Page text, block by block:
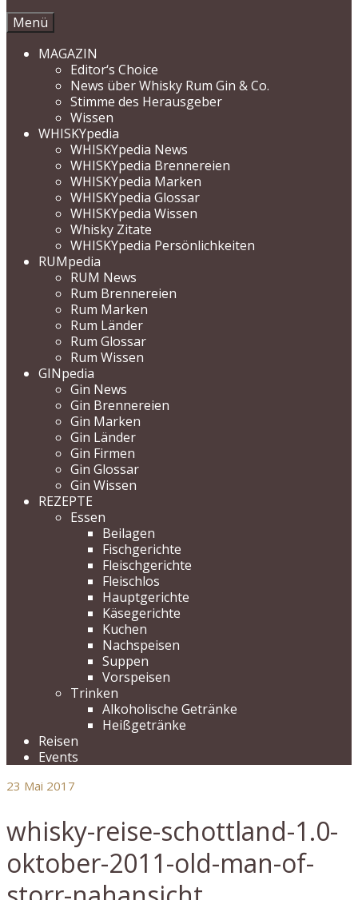
Menü
MAGAZIN
Editor‘s Choice
News über Whisky Rum Gin & Co.
Stimme des Herausgeber
Wissen
WHISKYpedia
WHISKYpedia News
WHISKYpedia Brennereien
WHISKYpedia Marken
WHISKYpedia Glossar
WHISKYpedia Wissen
Whisky Zitate
WHISKYpedia Persönlichkeiten
RUMpedia
RUM News
Rum Brennereien
Rum Marken
Rum Länder
Rum Glossar
Rum Wissen
GINpedia
Gin News
Gin Brennereien
Gin Marken
Gin Länder
Gin Firmen
Gin Glossar
Gin Wissen
REZEPTE
Essen
Beilagen
Fischgerichte
Fleischgerichte
Fleischlos
Hauptgerichte
Käsegerichte
Kuchen
Nachspeisen
Suppen
Vorspeisen
Trinken
Alkoholische Getränke
Heißgetränke
Reisen
Events
23 Mai 2017
whisky-reise-schottland-1.0-
oktober-2011-old-man-of-